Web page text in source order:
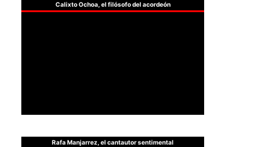
Calixto Ochoa, el filósofo del acordeón
Rafa Manjarrez, el cantautor sentimental